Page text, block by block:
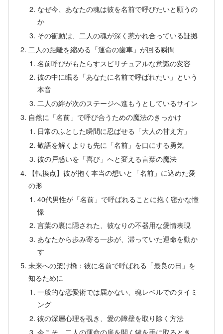
なぜ今、あなたの魂は彼を名前で呼びたいと願うの
か
その衝動は、二人の魂が深く惹かれ合っている証拠
二人の距離を縮める「運命の歯車」が回る瞬間
名前呼びがもたらすスピリチュアルな意識の変容
彼の中に眠る「あなたに名前で呼ばれたい」という
本音
二人の絆が次のステージへ進もうとしているサイン
自然に「名前」で呼び合うための魔法のきっかけ
日常のふとした瞬間に忍ばせる「大人の甘え方」
敬語を解くよりも先に「名前」を口にする勇気
彼の戸惑いを「喜び」へと変える言葉の魔法
【転換点】彼が抱く本当の想いと「名前」に込めた愛
の形
40代男性が「名前」で呼ばれることに抱く密かな憧
憬
言葉の裏に隠された、彼なりの不器用な愛情表現
あなたから歩み寄る一歩が、滞っていた運命を動か
す
未来への架け橋：彼に名前で呼ばれる「最良の日」を
知るために
一般的な恋愛術では届かない、魂レベルでのタイミ
ング
彼の深層心理を覗き、愛の障壁を取り除く方法
今こそ、二人の運命の扉を開く鍵を手に取るとき